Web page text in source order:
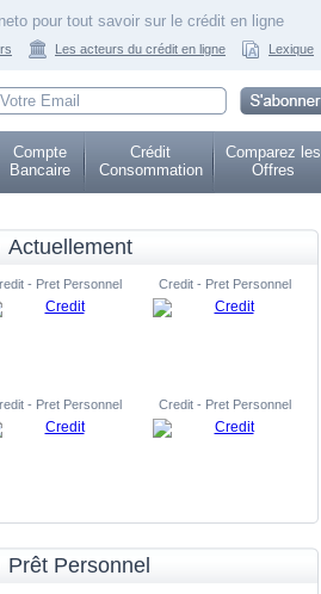
pour tout savoir sur le crédit en ligne
Les acteurs du crédit en ligne Lexique
Compte
Bancaire
Crédit
Consommation
Comparez les
Offres
Actuellement
- Pret Personnel Credit - Pret Personnel
- Pret Personnel Credit - Pret Personnel
Prêt Personnel